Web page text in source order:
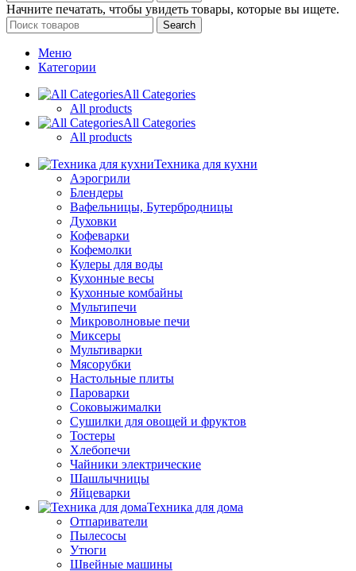
Начните печатать, чтобы увидеть товары, которые вы ищете.
Search
Меню
Категории
All Categories
All products
All Categories
All products
Техника для кухни
Аэрогрили
Блендеры
Вафельницы, Бутербродницы
Духовки
Кофеварки
Кофемолки
Кулеры для воды
Кухонные весы
Кухонные комбайны
Мультипечи
Микроволновые печи
Миксеры
Мультиварки
Мясорубки
Настольные плиты
Пароварки
Соковыжималки
Сушилки для овощей и фруктов
Тостеры
Хлебопечи
Чайники электрические
Шашлычницы
Яйцеварки
Техника для дома
Отпариватели
Пылесосы
Утюги
Швейные машины